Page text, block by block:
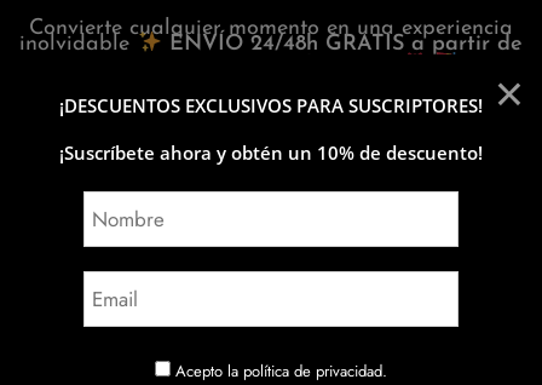
Convierte cualquier momento en una experiencia
inolvidable
ENVÍO 24/48h GRATIS a partir de
MENU
Icons
[olars-icons-preview]
×
¡DESCUENTOS EXCLUSIVOS PARA SUSCRIPTORES!
¡Suscríbete ahora y obtén un 10% de descuento!
Acepto la política de privacidad.